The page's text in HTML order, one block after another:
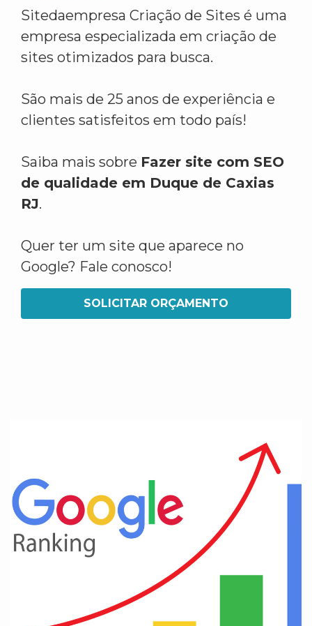
Sitedaempresa Criação de Sites é uma
empresa especializada em criação de
sites otimizados para busca.
São mais de 25 anos de experiência e
clientes satisfeitos em todo país!
Saiba mais sobre Fazer site com SEO
de qualidade em Duque de Caxias
RJ.
Quer ter um site que aparece no
Google? Fale conosco!
SOLICITAR ORÇAMENTO